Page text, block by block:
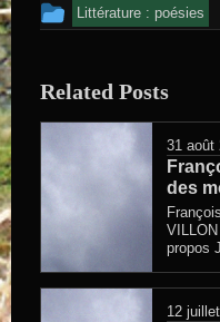
Cet article a été
Littérature : poésies
Related Posts
31 août
des
propos
12